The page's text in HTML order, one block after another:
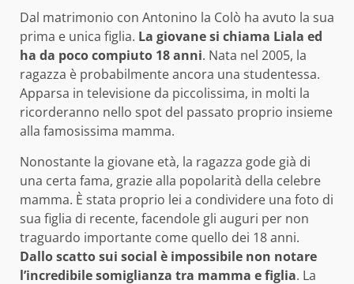
Dal matrimonio con Antonino la Colò ha avuto la sua
prima e unica figlia. La giovane si chiama Liala ed
ha da poco compiuto 18 anni. Nata nel 2005, la
ragazza è probabilmente ancora una studentessa.
Apparsa in televisione da piccolissima, in molti la
ricorderanno nello spot del passato proprio insieme
alla famosissima mamma.
Nonostante la giovane età, la ragazza gode già di
una certa fama, grazie alla popolarità della celebre
mamma. È stata proprio lei a condividere una foto di
sua figlia di recente, facendole gli auguri per non
traguardo importante come quello dei 18 anni.
Dallo scatto sui social è impossibile non notare
l’incredibile somiglianza tra mamma e figlia. La